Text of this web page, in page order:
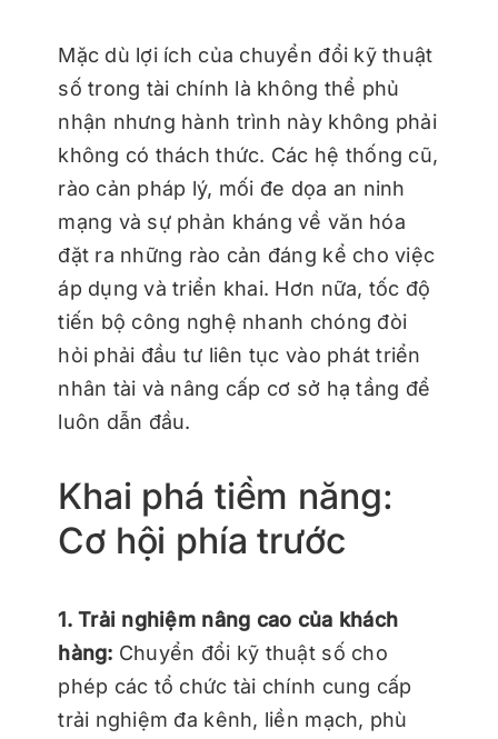
Mặc dù lợi ích của chuyển đổi kỹ thuật
số trong tài chính là không thể phủ
nhận nhưng hành trình này không phải
không có thách thức. Các hệ thống cũ,
rào cản pháp lý, mối đe dọa an ninh
mạng và sự phản kháng về văn hóa
đặt ra những rào cản đáng kể cho việc
áp dụng và triển khai. Hơn nữa, tốc độ
tiến bộ công nghệ nhanh chóng đòi
hỏi phải đầu tư liên tục vào phát triển
nhân tài và nâng cấp cơ sở hạ tầng để
luôn dẫn đầu.
Khai phá tiềm năng:
Cơ hội phía trước
1. Trải nghiệm nâng cao của khách
hàng: Chuyển đổi kỹ thuật số cho
phép các tổ chức tài chính cung cấp
trải nghiệm đa kênh, liền mạch, phù